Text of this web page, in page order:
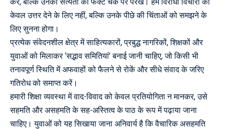
केवल उत्तर देने के लिए नहीं, बल्कि उनके पीछे की चिंताओं को समझने के
लिए सुनना होगा।
प्रत्येक संवेदनशील क्षेत्र में साहित्यकारों, प्रबुद्ध नागरिकों, शिक्षकों और
युवाओं को मिलाकर ‘सद्भाव समितियां’ बनाई जानी चाहिए, जो किसी भी
तनावपूर्ण स्थिति में अफवाहों को फैलने से रोकें और सीधे संवाद के जरिए
गतिरोध को समाप्त करें।
हमारी शिक्षा व्यवस्था में वाद-विवाद को केवल प्रतियोगिता न मानकर, उसे
सहमति और असहमति के सह-अस्तित्व के पाठ के रूप में पढ़ाया जाना
चाहिए। युवाओं को यह सिखाया जाना अनिवार्य है कि वैचारिक असहमति